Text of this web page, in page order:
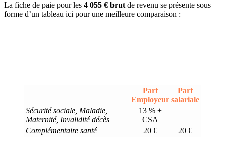
La fiche de paie pour les 4 055 € brut de revenu se présente sous
forme d’un tableau ici pour une meilleure comparaison :
Part
Employeur
Part
salariale
Sécurité sociale, Maladie,
Maternité, Invalidité décès
13 % +
CSA
–
Complémentaire santé
20 € 20 €